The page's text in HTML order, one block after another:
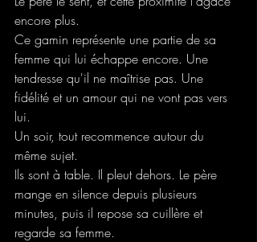
encore plus.
Ce gamin représente une partie de sa
femme qui lui échappe encore. Une
tendresse qu'il ne maîtrise pas. Une
fidélité et un amour qui ne vont pas vers
lui.
Un soir, tout recommence autour du
même sujet.
Ils sont à table. Il pleut dehors. Le père
mange en silence depuis plusieurs
minutes, puis il repose sa cuillère et
regarde sa femme.